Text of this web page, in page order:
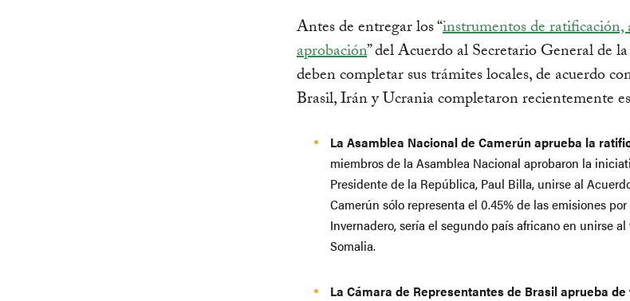
Antes de entregar los “instrumentos de ratificación,
aprobación” del Acuerdo al Secretario General de
deben completar sus trámites locales, de acuerdo
Brasil, Irán y Ucrania completaron recientemente
La Asamblea Nacional de Camerún aprueba la
miembros de la Asamblea Nacional aprobaron la
Presidente de la República, Paul Billa, unirse al
Camerún sólo representa el 0.45% de las emisiones
Invernadero, sería el segundo país africano en unirse
Somalia.
La Cámara de Representantes de Brasil aprueba